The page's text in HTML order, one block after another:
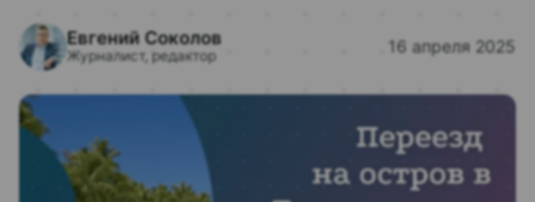
Евгений Соколов
Журналист, редактор 16 апреля 2025